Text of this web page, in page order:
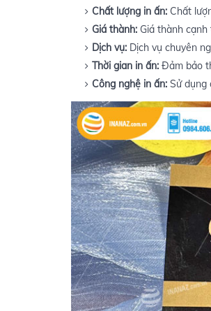
Chất lượng in ấn: Chất
Giá thành: Giá thành
Dịch vụ: Dịch vụ chuyên
Thời gian in ấn: Đảm bảo
Công nghệ in ấn: Sử dụng